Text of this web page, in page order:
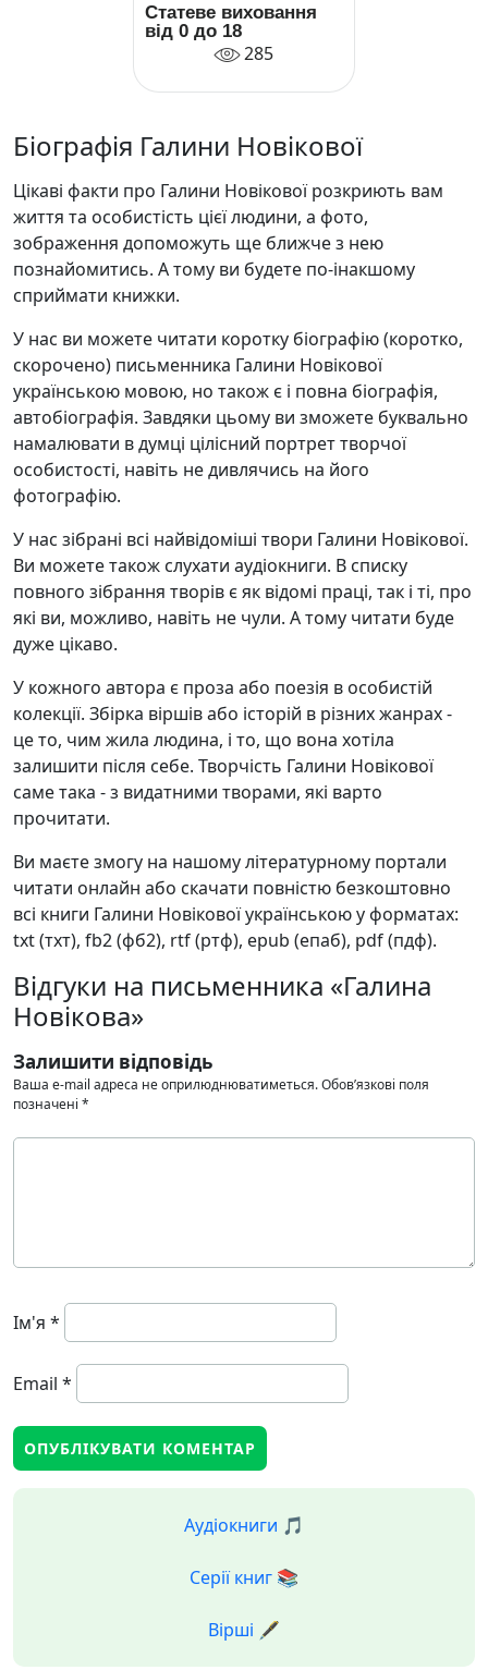
Статеве виховання
від 0 до 18
285
Біографія Галини Новікової
Цікаві факти про Галини Новікової розкриють вам
життя та особистість цієї людини, а фото,
зображення допоможуть ще ближче з нею
познайомитись. А тому ви будете по-інакшому
сприймати книжки.
У нас ви можете читати коротку біографію (коротко,
скорочено) письменника Галини Новікової
українською мовою, но також є і повна біографія,
автобіографія. Завдяки цьому ви зможете буквально
намалювати в думці цілісний портрет творчої
особистості, навіть не дивлячись на його
фотографію.
У нас зібрані всі найвідоміші твори Галини Новікової.
Ви можете також слухати аудіокниги. В списку
повного зібрання творів є як відомі праці, так і ті, про
які ви, можливо, навіть не чули. А тому читати буде
дуже цікаво.
У кожного автора є проза або поезія в особистій
колекції. Збірка віршів або історій в різних жанрах -
це то, чим жила людина, і то, що вона хотіла
залишити після себе. Творчість Галини Новікової
саме така - з видатними творами, які варто
прочитати.
Ви маєте змогу на нашому літературному портали
читати онлайн або скачати повністю безкоштовно
всі книги Галини Новікової українською у форматах:
txt (тхт), fb2 (фб2), rtf (ртф), epub (епаб), pdf (пдф).
Відгуки на письменника «Галина
Новікова»
Залишити відповідь
Ваша e-mail адреса не оприлюднюватиметься.Обов’язкові поля
позначені *
Ім'я *
Email *
Аудіокниги 🎵
Серії книг 📚
Вірші 🖋️